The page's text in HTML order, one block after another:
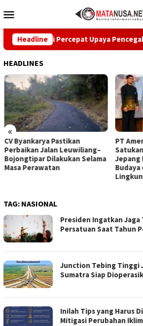
ke
Mobile
HeadlinePercepat Upaya Pencegahan
HEADLINES
«
CV Byankarya Pastikan
Perbaikan Jalan Leuwiliang–
Bojongtipar Dilakukan Selama
Masa Perawatan
PT
Jepang
Budaya
TAG: NASIONAL
Presiden Ingatkan Jaga
Persatuan Saat Tahun
Junction Tebing Tinggi
Sumatra Siap
Inilah Tips yang Harus
Mitigasi Perubahan Iklim